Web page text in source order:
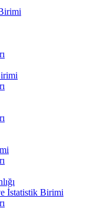
İstatistik Birimi